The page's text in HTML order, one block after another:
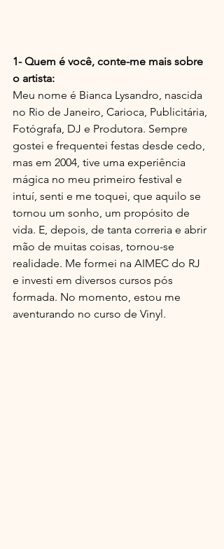
1- Quem é você, conte-me mais sobre
o artista:
Meu nome é Bianca Lysandro, nascida
no Rio de Janeiro, Carioca, Publicitária,
Fotógrafa, DJ e Produtora. Sempre
gostei e frequentei festas desde cedo,
mas em 2004, tive uma experiência
mágica no meu primeiro festival e
intuí, senti e me toquei, que aquilo se
tornou um sonho, um propósito de
vida. E, depois, de tanta correria e abrir
mão de muitas coisas, tornou-se
realidade. Me formei na AIMEC do RJ
e investi em diversos cursos pós
formada. No momento, estou me
aventurando no curso de Vinyl.